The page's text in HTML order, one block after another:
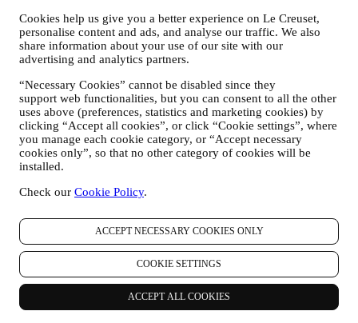
Cookies help us give you a better experience on Le Creuset,
personalise content and ads, and analyse our traffic. We also
share information about your use of our site with our
advertising and analytics partners.
“Necessary Cookies” cannot be disabled since they
support web functionalities, but you can consent to all the other
uses above (preferences, statistics and marketing cookies) by
clicking “Accept all cookies”, or click “Cookie settings”, where
you manage each cookie category, or “Accept necessary
cookies only”, so that no other category of cookies will be
installed.
Check our Cookie Policy.
ACCEPT NECESSARY COOKIES ONLY
COOKIE SETTINGS
ACCEPT ALL COOKIES
nieuwsbrief kunt u klikken op de afmeldlink onderaan elke e-
mail). Als u een Le Creuset account hebt, kunt u eenvoudig
uw marketingvoorkeuren beheren. Als u onze
marketingactiviteiten wilt stopzetten, kunt u in ieder geval een
e-mail sturen naar
privacy@lecreuset.com
. Wij zullen uw
afmelding zo spoedig mogelijk verwerken, maar in sommige
gevallen kunt u nog enkele berichten ontvangen totdat de
afmelding volledig is verwerkt.
Weet dat wij uw contactgegevens en andere
persoonsgegevens niet doorgeven of verkopen aan andere
bedrijven voor hun marketingdoeleinden.
TE PASSEN EN DE KLANTERVARING TE
Wij willen uw gegevens gebruiken om onze diensten en
aanbiedingen af te stemmen op uw behoeften en voorkeuren
om u een gepersonaliseerde Le Creuset-klantervaring te
bieden. Wij doen dit door uw gewoontes of interesses te
analyseren, bijvoorbeeld met betrekking tot de meest bekeken
producten, uw interactie met ons op sociale media, welke
pagina's van onze Website u bezoekt, welke inhoud van onze